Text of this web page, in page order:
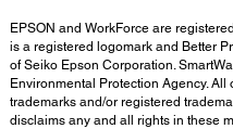
EPSON and WorkForce are
is a registered logomark and Better
of Seiko Epson Corporation.
Environmental Protection Agency.
trademarks and/or registered
disclaims any and all rights in these